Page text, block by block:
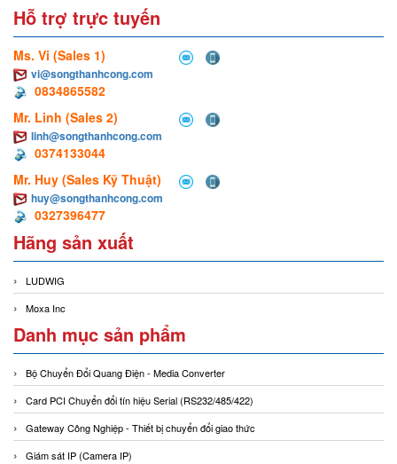
Hỗ trợ trực tuyến
Ms. Vi (Sales 1)
vi@songthanhcong.com
0834865582
Mr. Linh (Sales 2)
linh@songthanhcong.com
0374133044
Mr. Huy (Sales Kỹ Thuật)
huy@songthanhcong.com
0327396477
Hãng sản xuất
LUDWIG
Moxa Inc
Danh mục sản phẩm
Bộ Chuyển Đổi Quang Điện - Media Converter
Card PCI Chuyển đổi tín hiệu Serial (RS232/485/422)
Gateway Công Nghiệp - Thiết bị chuyển đổi giao thức
Giám sát IP (Camera IP)